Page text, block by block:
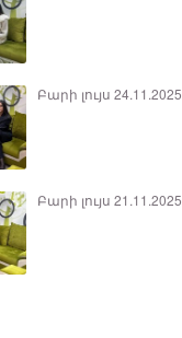
Բարի լույս 24.11.2025
Բարի լույս 21.11.2025